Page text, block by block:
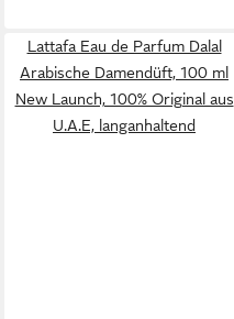
Lattafa Eau de Parfum Dalal
Arabische Damendüft, 100 ml
New Launch, 100% Original aus
U.A.E, langanhaltend